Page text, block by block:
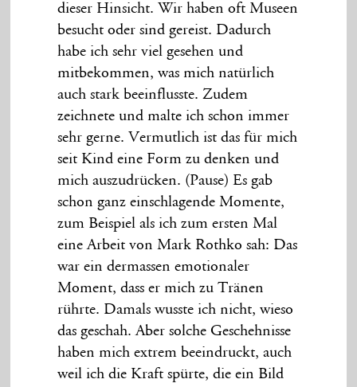
dieser Hinsicht. Wir haben oft Museen
besucht oder sind gereist. Dadurch
habe ich sehr viel gesehen und
mitbekommen, was mich natürlich
auch stark beeinflusste. Zudem
zeichnete und malte ich schon immer
sehr gerne. Vermutlich ist das für mich
seit Kind eine Form zu denken und
mich auszudrücken. (Pause) Es gab
schon ganz einschlagende Momente,
zum Beispiel als ich zum ersten Mal
eine Arbeit von Mark Rothko sah: Das
war ein dermassen emotionaler
Moment, dass er mich zu Tränen
rührte. Damals wusste ich nicht, wieso
das geschah. Aber solche Geschehnisse
haben mich extrem beeindruckt, auch
weil ich die Kraft spürte, die ein Bild